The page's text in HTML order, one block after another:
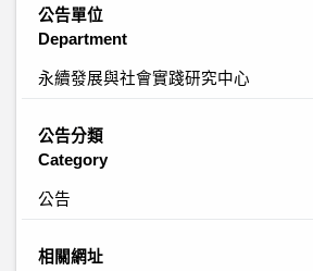
公告單位
Department
永續發展與社會實踐研究中心
公告分類
Category
公告
相關網址